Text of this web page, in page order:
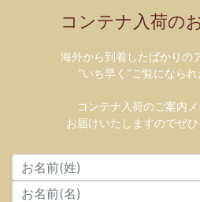
コンテナ入荷の
海外から到着したばかりの
”いち早く”ご覧になら
コンテナ入荷のご案内
お届けいたしますのでぜひ